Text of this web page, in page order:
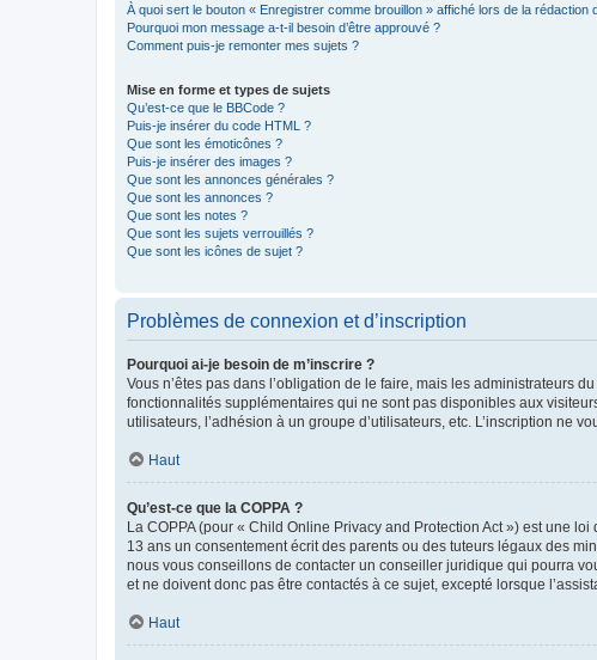
À quoi sert le bouton « Enregistrer comme brouillon » affiché lors de la rédaction
Pourquoi mon message a-t-il besoin d’être approuvé ?
Comment puis-je remonter mes sujets ?
Mise en forme et types de sujets
Qu’est-ce que le BBCode ?
Puis-je insérer du code HTML ?
Que sont les émoticônes ?
Puis-je insérer des images ?
Que sont les annonces générales ?
Que sont les annonces ?
Que sont les notes ?
Que sont les sujets verrouillés ?
Que sont les icônes de sujet ?
Problèmes de connexion et d’inscription
Pourquoi ai-je besoin de m’inscrire ?
Vous n’êtes pas dans l’obligation de le faire, mais les administrateurs
fonctionnalités supplémentaires qui ne sont pas disponibles aux
utilisateurs, l’adhésion à un groupe d’utilisateurs, etc. L’inscription ne
Haut
Qu’est-ce que la COPPA ?
La COPPA (pour « Child Online Privacy and Protection Act ») est une
13 ans un consentement écrit des parents ou des tuteurs légaux des
nous vous conseillons de contacter un conseiller juridique qui pourra
et ne doivent donc pas être contactés à ce sujet, excepté lorsque
Haut